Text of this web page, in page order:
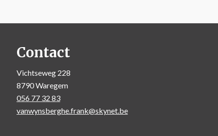
Contact
Vichtseweg 228
8790 Waregem
056 77 32 83
vanwynsberghe.frank@skynet.be